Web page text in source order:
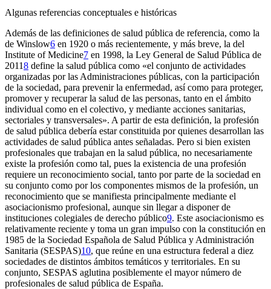
Algunas referencias conceptuales e históricas
Además de las definiciones de salud pública de referencia, como la
de Winslow6 en 1920 o más recientemente, y más breve, la del
Institute of Medicine7 en 1998, la Ley General de Salud Pública de
20118 define la salud pública como «el conjunto de actividades
organizadas por las Administraciones públicas, con la participación
de la sociedad, para prevenir la enfermedad, así como para proteger,
promover y recuperar la salud de las personas, tanto en el ámbito
individual como en el colectivo, y mediante acciones sanitarias,
sectoriales y transversales». A partir de esta definición, la profesión
de salud pública debería estar constituida por quienes desarrollan las
actividades de salud pública antes señaladas. Pero si bien existen
profesionales que trabajan en la salud pública, no necesariamente
existe la profesión como tal, pues la existencia de una profesión
requiere un reconocimiento social, tanto por parte de la sociedad en
su conjunto como por los componentes mismos de la profesión, un
reconocimiento que se manifiesta principalmente mediante el
asociacionismo profesional, aunque sin llegar a disponer de
instituciones colegiales de derecho público9. Este asociacionismo es
relativamente reciente y toma un gran impulso con la constitución en
1985 de la Sociedad Española de Salud Pública y Administración
Sanitaria (SESPAS)10, que reúne en una estructura federal a diez
sociedades de distintos ámbitos temáticos y territoriales. En su
conjunto, SESPAS aglutina posiblemente el mayor número de
profesionales de salud pública de España.